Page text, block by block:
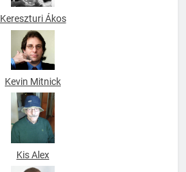
Kereszturi Ákos
Kevin Mitnick
Kis Alex